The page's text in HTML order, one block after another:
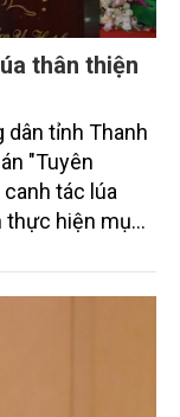
thân thiện
dân tỉnh Thanh
"Tuyên
tác lúa
thực hiện mục
đại biểu đến
vị nghiên cứu,
đang trực
thải thấp.